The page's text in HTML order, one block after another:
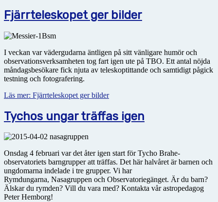
Fjärrteleskopet ger bilder
I veckan var vädergudarna äntligen på sitt vänligare humör och
observationsverksamheten tog fart igen ute på TBO. Ett antal nöjda
måndagsbesökare fick njuta av teleskoptittande och samtidigt pågick
testning och fotografering.
Läs mer: Fjärrteleskopet ger bilder
Tychos ungar träffas igen
Onsdag 4 februari var det åter igen start för Tycho Brahe-
observatoriets barngrupper att träffas. Det här halvåret är barnen och
ungdomarna indelade i tre grupper. Vi har
Rymdungarna, Nasagruppen och Observatoriegänget. Är du barn?
Älskar du rymden? Vill du vara med? Kontakta vår astropedagog
Peter Hemborg!